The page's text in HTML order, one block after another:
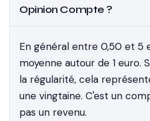
Opinion Compte ?
En général entre 0,50 et 5
moyenne autour de 1 euro.
la régularité, cela
une vingtaine. C'est un
pas un revenu.